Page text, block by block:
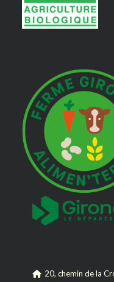
20, chemin de la